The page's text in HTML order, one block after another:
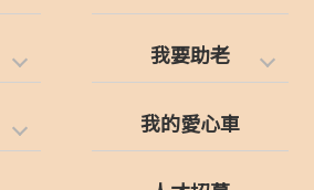
我要助老
我的愛心車